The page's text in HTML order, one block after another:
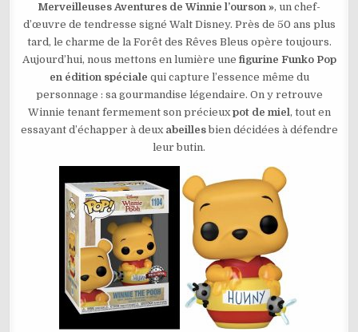
THE
POOH
EDITION
SPÉCAL
N°1104
Merveilleuses Aventures de Winnie l’ourson », un chef-
d’œuvre de tendresse signé Walt Disney. Près de 50 ans plus
tard, le charme de la Forêt des Rêves Bleus opère toujours.
Aujourd’hui, nous mettons en lumière unefigurine Funko Pop
en édition spéciale qui capture l’essence même du
personnage : sa gourmandise légendaire. On y retrouve
Winnie tenant fermement son précieuxpot de miel, tout en
essayant d’échapper à deux abeillesbien décidées à défendre
leur butin.